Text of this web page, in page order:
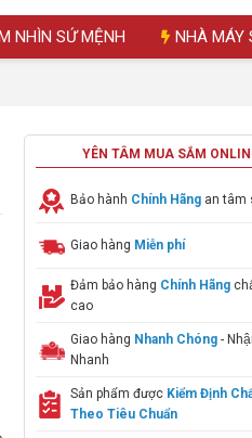
NHÌN SỨ MỆNH NHÀ MÁY
YÊN TÂM MUA SẮM
Bảo hành Chính Hãng an tâm
Giao hàng Miễn phí
Đảm bảo hàng Chính Hãng
cao
Giao hàng Nhanh Chóng-
Nhanh
Sản phẩm được Kiểm Định
Theo Tiêu Chuẩn